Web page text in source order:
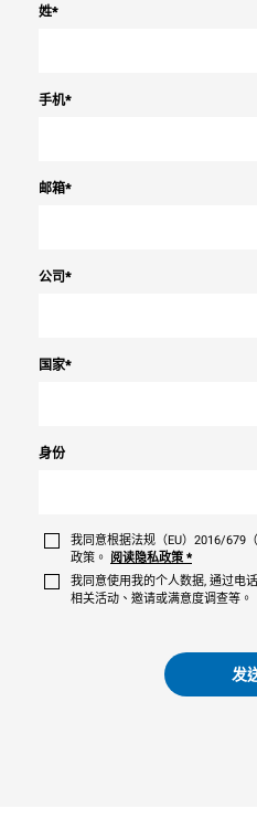
姓*
手机*
邮箱*
公司*
国家*
身份
我同意根据法规（EU）2016/679
政策。 阅读隐私政策 *
我同意使用我的个人数据, 通过电
相关活动、邀请或满意度调查等。
发